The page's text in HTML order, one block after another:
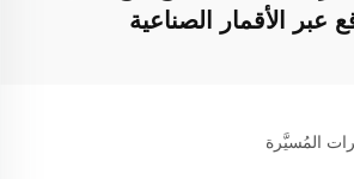
عبر الأقمار الصناعية
المُسيَّرة